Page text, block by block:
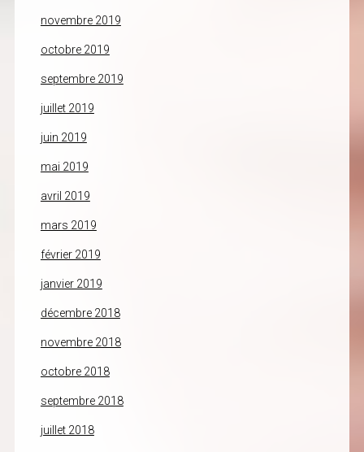
novembre 2019
octobre 2019
septembre 2019
juillet 2019
juin 2019
mai 2019
avril 2019
mars 2019
février 2019
janvier 2019
décembre 2018
novembre 2018
octobre 2018
septembre 2018
juillet 2018